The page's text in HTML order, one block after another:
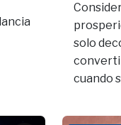
solo
cuando